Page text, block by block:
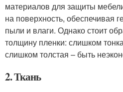
материалов для защиты
на поверхность, обеспечивая
пыли и влаги. Однако стоит
толщину пленки: слишком
слишком толстая – быть
2. Ткань